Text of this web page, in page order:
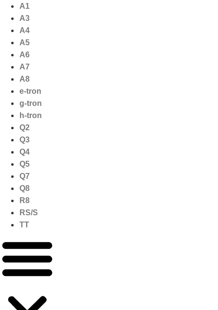
naar
inhoud
A1
A3
A4
A5
A6
A7
A8
e-tron
g-tron
h-tron
Q2
Q3
Q4
Q5
Q7
Q8
R8
RS/S
TT